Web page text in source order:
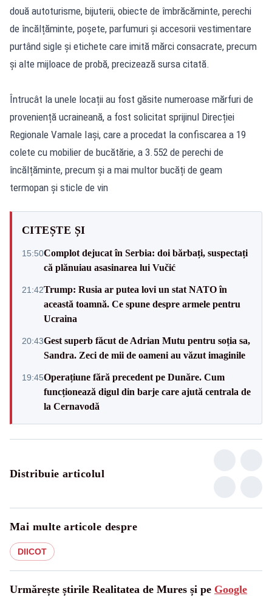
două autoturisme, bijuterii, obiecte de îmbrăcăminte, perechi
de încălțăminte, poșete, parfumuri și accesorii vestimentare
purtând sigle și etichete care imită mărci consacrate, precum
și alte mijloace de probă, precizează sursa citată.
Întrucât la unele locații au fost găsite numeroase mărfuri de
proveniență ucraineană, a fost solicitat sprijinul Direcției
Regionale Vamale Iași, care a procedat la confiscarea a 19
colete cu mobilier de bucătărie, a 3.552 de perechi de
încălțăminte, precum și a mai multor bucăți de geam
termopan și sticle de vin
CITEȘTE ȘI
15:50Complot dejucat în Serbia: doi bărbați, suspectați
că plănuiau asasinarea lui Vučić
21:42Trump: Rusia ar putea lovi un stat NATO în
această toamnă. Ce spune despre armele pentru
Ucraina
20:43Gest superb făcut de Adrian Mutu pentru soția sa,
Sandra. Zeci de mii de oameni au văzut imaginile
19:45Operațiune fără precedent pe Dunăre. Cum
funcționează digul din barje care ajută centrala de
la Cernavodă
Distribuie articolul
Mai multe articole despre
DIICOT
Urmărește știrile Realitatea de Mures și pe Google